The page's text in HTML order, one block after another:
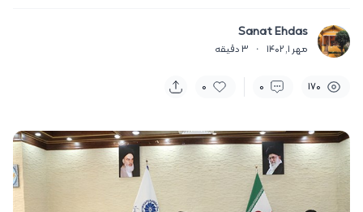
Sanat Ehdas
مهر 1, 1402 ·
3دقیقه
170
0
0